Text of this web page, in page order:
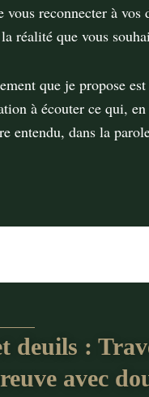
vous reconnecter à vos
réalité que vous
que je propose
à écouter ce qui, en
entendu, dans la
deuils :
avec